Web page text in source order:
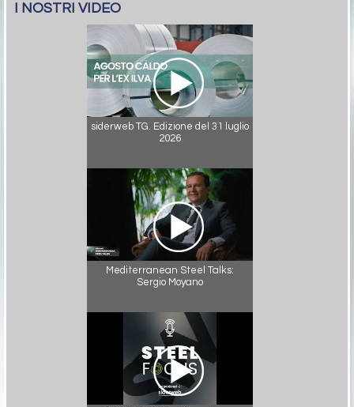
I NOSTRI VIDEO
siderweb TG. Edizione del 31 luglio
2026
Mediterranean Steel Talks:
Sergio Moyano